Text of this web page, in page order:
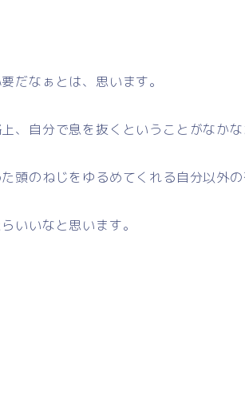
だなぁとは、思います。
、自分で息を抜くということがなかな
頭のねじをゆるめてくれる自分以外の
いいなと思います。